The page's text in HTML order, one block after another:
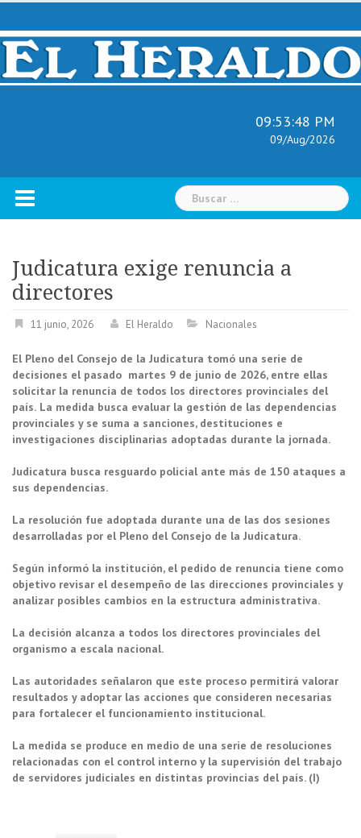
Skip
content
09:53:49 PM
09/Aug/2026
Buscar:
Judicatura exige renuncia a
directores
11 junio, 2026 El Heraldo Nacionales
El Pleno del Consejo de la Judicatura tomó una serie de
decisiones el pasado martes 9 de junio de 2026, entre ellas
solicitar la renuncia de todos los directores provinciales del
país. La medida busca evaluar la gestión de las dependencias
provinciales y se suma a sanciones, destituciones e
investigaciones disciplinarias adoptadas durante la jornada.
Judicatura busca resguardo policial ante más de 150 ataques a
sus dependencias.
La resolución fue adoptada durante una de las dos sesiones
desarrolladas por el Pleno del Consejo de la Judicatura.
Según informó la institución, el pedido de renuncia tiene como
objetivo revisar el desempeño de las direcciones provinciales y
analizar posibles cambios en la estructura administrativa.
La decisión alcanza a todos los directores provinciales del
organismo a escala nacional.
Las autoridades señalaron que este proceso permitirá valorar
resultados y adoptar las acciones que consideren necesarias
para fortalecer el funcionamiento institucional.
La medida se produce en medio de una serie de resoluciones
relacionadas con el control interno y la supervisión del trabajo
de servidores judiciales en distintas provincias del país. (I)